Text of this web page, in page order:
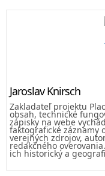
Jaroslav Knirsch
Zakladateľ projektu
obsah, technické
zápisky na webe
faktografické záznamy
verejných zdrojov,
redakčného
ich historický a